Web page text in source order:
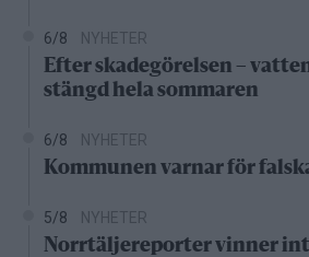
6/8 NYHETER
Efter skadegörelsen –
stängd hela sommaren
6/8 NYHETER
Kommunen varnar för
5/8 NYHETER
Norrtäljereporter vinner